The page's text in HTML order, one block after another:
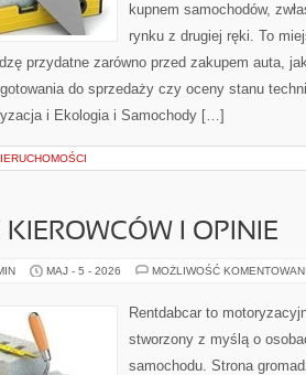
kupnem samochodów,
rynku z drugiej ręki. To
przydatne zarówno przed zakupem auta,
do sprzedaży czy oceny stanu
i Ekologia i Samochody […]
KIEROWCÓW I OPINIE
MAJ - 5 - 2026 MOŻLIWOŚĆ
Rentdabcar to
stworzony z myślą o
samochodu. Strona